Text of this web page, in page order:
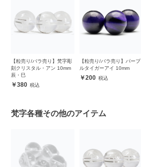
【粒売り/バラ売り】梵字彫
刻クリスタル・アン 10mm
辰・巳
380
【粒売り/バラ売り】パープ
ルタイガーアイ 10mm
200
梵字各種その他のアイテム